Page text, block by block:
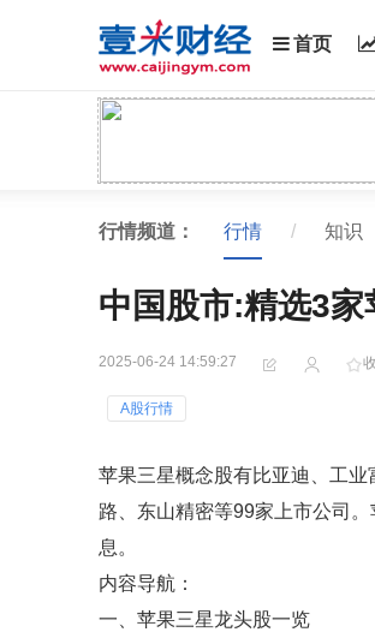
首页
行情频道： 行情 / 知识
中国股市:精选3
2025-06-24 14:59:27
A股行情
苹果三星概念股有比亚迪、工
路、东山精密等99家上市公司
息。
内容导航：
一、苹果三星龙头股一览